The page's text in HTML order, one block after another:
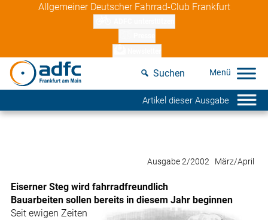
Allgemeiner Deutscher Fahrrad-Club Frankfurt
Suchen
Artikel dieser Ausgabe
Ausgabe 2/2002 März/April
Eiserner Steg wird fahrradfreundlich
Bauarbeiten sollen bereits in diesem Jahr beginnen
Seit ewigen Zeiten